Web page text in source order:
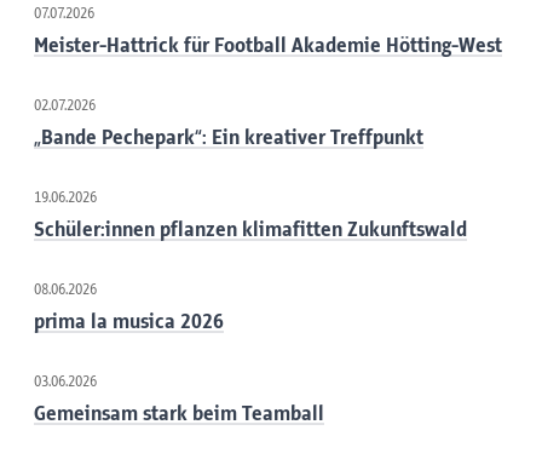
07.07.2026
Meister-Hattrick für Football Akademie Hötting-West
02.07.2026
„Bande Pechepark“: Ein kreativer Treffpunkt
19.06.2026
Schüler:innen pflanzen klimafitten Zukunftswald
08.06.2026
prima la musica 2026
03.06.2026
Gemeinsam stark beim Teamball